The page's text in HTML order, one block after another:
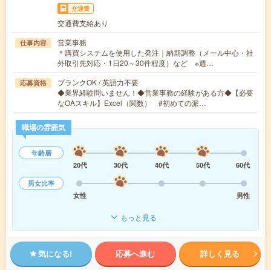
交通費
交通費支給あり
仕事内容
営業事務
＊購買システムを使用した発注｜納期調整（メール中心・社
外取引先対応・1日20～30件程度）など ※週…
応募資格
ブランクOK / 英語力不要
◆業界経験問いません！◆営業事務の経験がある方◆【必要
なOAスキル】Excel（関数） #初めての派…
職場の雰囲気
年齢層
20代
30代 40代 50代
60代
男女比率
女性
男性
もっと見る
気になる! 応募へ進む 詳しく見る